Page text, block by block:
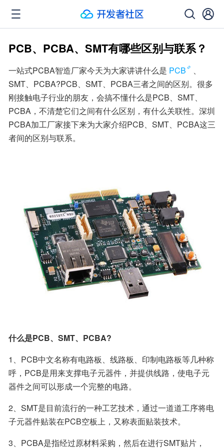
PCB、PCBA、SMT有哪些区别与联系？
一站式PCBA智造厂家今天为大家讲讲什么是 PCB
、
SMT、PCBA?PCB、SMT、PCBA三者之间的区别。很多
刚接触电子行业的朋友，会搞不懂什么是PCB、SMT、
PCBA，不清楚它们之间有什么区别，有什么关联性。深圳
PCBA加工厂家接下来为大家介绍PCB、SMT、PCBA这三
者间的区别与联系。
什么是PCB、SMT、PCBA?
1、PCB中文名称有电路板、线路板、印制电路板等几种称
呼，PCB是用来支撑电子元器件，并提供线路，使电子元
器件之间可以形成一个完整的电路。
2、SMT是目前流行的一种工艺技术，通过一道道工序将电
子元器件贴装在PCB空板上，又称表面贴装技术。
3、PCBA是指经过原材料采购，然后在进行SMT贴片，